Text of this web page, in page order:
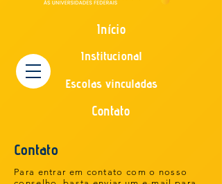
Início
Institucional
Escolas vinculadas
Contato
Contato
Para entrar em contato com o nosso